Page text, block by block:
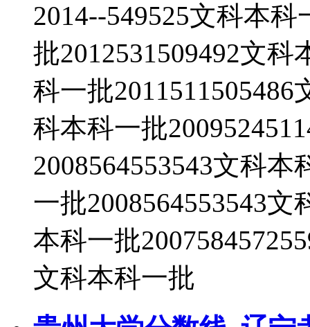
2014--549525文科本
批2012531509492文科
科一批2011511505486
科本科一批
2008564553543文科本
一批2008564553543文
本科一批
文科本科一批